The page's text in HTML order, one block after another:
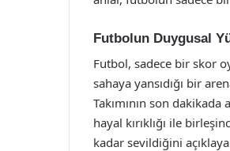
Futbolun Duygusal
Futbol, sadece bir skor
sahaya yansıdığı bir
Takımının son
hayal kırıklığı ile
kadar sevildiğini